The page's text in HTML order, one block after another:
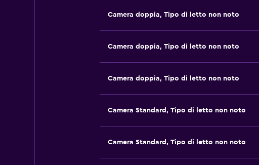
Camera doppia, Tipo di letto non noto
Camera doppia, Tipo di letto non noto
Camera doppia, Tipo di letto non noto
Camera Standard, Tipo di letto non noto
Camera Standard, Tipo di letto non noto